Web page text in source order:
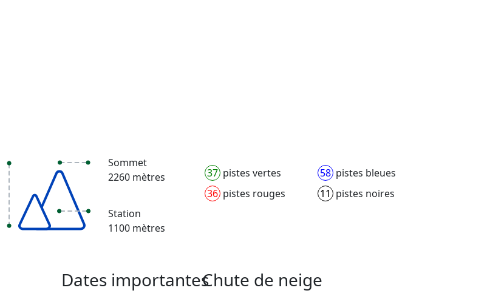
Sommet
2260 mètres
Station
1100 mètres
37 pistes vertes 58 pistes bleues
36 pistes rouges 11 pistes noires
Dates importantesChute de neige